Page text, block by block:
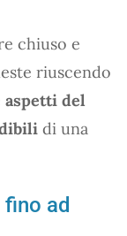
chiuso e
riuscendo
aspetti del
di una
ad